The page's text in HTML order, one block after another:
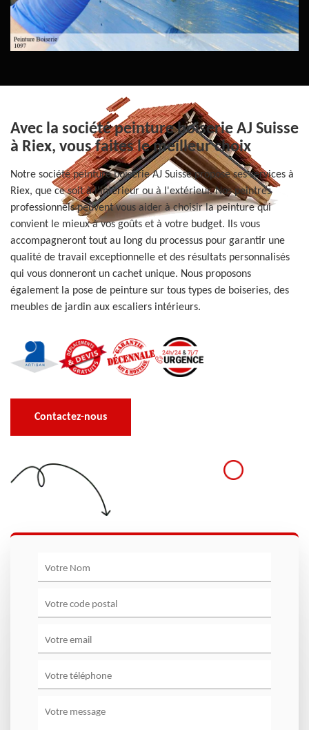
Avec la société peinture boiserie AJ Suisse
à Riex, vous faites le meilleur choix
Notre société peinture boiserie AJ Suisse propose ses services à
Riex, que ce soit à l'intérieur ou à l'extérieur. Nos peintres
professionnels peuvent vous aider à choisir la peinture qui
convient le mieux à vos goûts et à votre budget. Ils vous
accompagneront tout au long du processus pour garantir une
qualité de travail exceptionnelle et des résultats personnalisés
qui vous donneront un cachet unique. Nous proposons
également la pose de peinture sur tous types de boiseries, des
meubles de jardin aux escaliers intérieurs.
Contactez-nous